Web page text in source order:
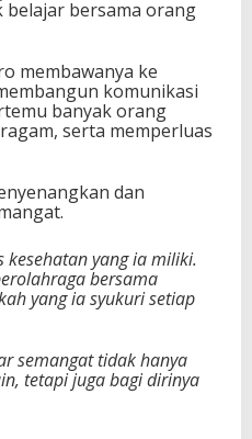
belajar bersama orang
membawanya ke
komunikasi
banyak orang
serta memperluas
dan
kesehatan yang ia miliki.
bersama
yang ia syukuri setiap
semangat tidak hanya
tetapi juga bagi dirinya